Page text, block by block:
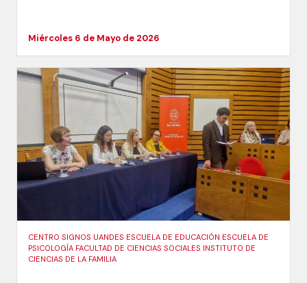
Miércoles 6 de Mayo de 2026
CENTRO SIGNOS UANDES ESCUELA DE EDUCACIÓN ESCUELA DE
PSICOLOGÍA FACULTAD DE CIENCIAS SOCIALES INSTITUTO DE
CIENCIAS DE LA FAMILIA